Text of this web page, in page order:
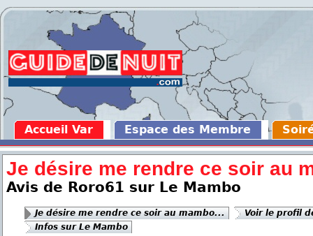
Accueil Var Espace des Membre
Je désire me rendre ce soir au
Avis de Roro61 sur Le Mambo
Je désire me rendre ce soir au mambo...
Voir le profil
Infos sur Le Mambo